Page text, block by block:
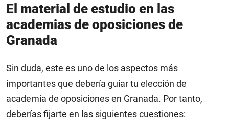
El material de estudio en las
academias de oposiciones de
Granada
Sin duda, este es uno de los aspectos más
importantes que debería guiar tu elección de
academia de oposiciones en Granada. Por tanto,
deberías fijarte en las siguientes cuestiones: